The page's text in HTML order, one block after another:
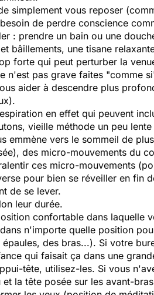
simplement vous reposer
de perdre conscience
: prendre un bain ou une
bâillements, une tisane
forte qui peut perturber la
n'est pas grave faites "comme
aider à descendre plus
en effet qui peuvent
vieille méthode un peu
emmène vers le sommeil de
des micro-mouvements du
ces micro-mouvements
pour bien se réveiller en fin
de se lever.
leur durée.
confortable dans laquelle
n'importe quelle position
des bras...). Si votre
qui faisait ça dans une
tête, utilisez-les. Si vous
la tête posée sur les avant-